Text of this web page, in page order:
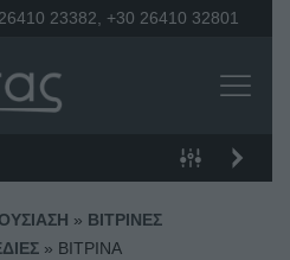
23382 +30 26410 32801
» ΒΙΤΡΙΝΕΣ
» ΒΙΤΡΙΝΑ